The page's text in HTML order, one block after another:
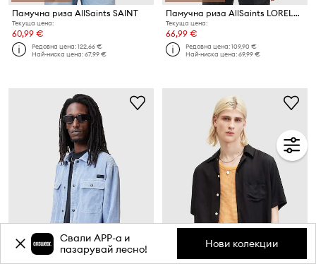
Памучна риза AllSaints SAINT
Текуща цена:
60,99 €
Редовна цена:122,66 €
Най-ниска цена:67,99 €
Памучна риза AllSaints LORELLA
Текуща цена:
66,99 €
Редовна цена:109,90 €
Най-ниска цена:69,99 €
Свали APP-a и
пазарувай лесно!
Нови колекции